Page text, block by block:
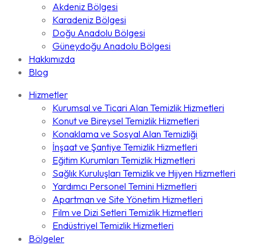
Akdeniz Bölgesi
Karadeniz Bölgesi
Doğu Anadolu Bölgesi
Güneydoğu Anadolu Bölgesi
Hakkımızda
Blog
Hizmetler
Kurumsal ve Ticari Alan Temizlik Hizmetleri
Konut ve Bireysel Temizlik Hizmetleri
Konaklama ve Sosyal Alan Temizliği
İnşaat ve Şantiye Temizlik Hizmetleri
Eğitim Kurumları Temizlik Hizmetleri
Sağlık Kuruluşları Temizlik ve Hijyen Hizmetleri
Yardımcı Personel Temini Hizmetleri
Apartman ve Site Yönetim Hizmetleri
Film ve Dizi Setleri Temizlik Hizmetleri
Endüstriyel Temizlik Hizmetleri
Bölgeler